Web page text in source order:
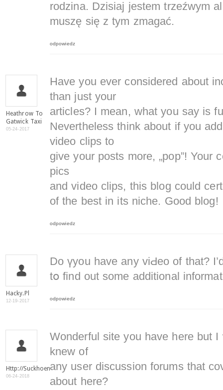
rodzina. Dzisiaj jestem trzeźwym
muszę się z tym zmagać.
odpowiedz
Heathrow To
Gatwick Taxi
05-24-2017
Have you ever considered about
than just your
articles? I mean, what you say is
Nevertheless think about if you
video clips to
give your posts more, „pop”! Your
pics
and video clips, this blog could
of the best in its niche. Good blog!
odpowiedz
Hacky.pl
12-19-2017
Do үyou have any viԀeo of that?
tօ find out some additional
odpowiedz
Http://suckhoenamkhoa.com/
06-24-2018
Wonderful site you have here but
knew of
any user discussion forums that
about here?